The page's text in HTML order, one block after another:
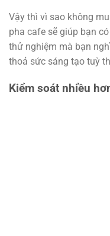
Vậy thì vì sao không
pha cafe sẽ giúp bạn
thử nghiệm mà bạn
thoả sức sáng tạo tuỳ
Kiểm soát nhiều